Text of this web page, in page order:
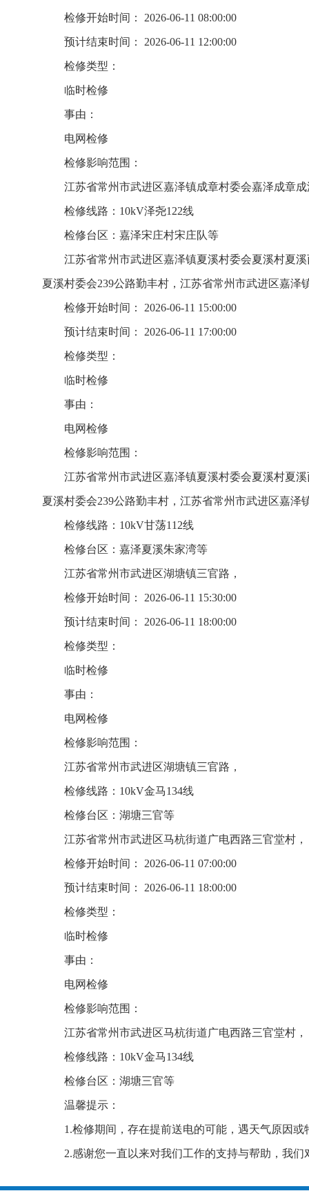
检修开始时间： 2026-06-11 08:00:00
预计结束时间： 2026-06-11 12:00:00
检修类型：
临时检修
事由：
电网检修
检修影响范围：
江苏省常州市武进区嘉泽镇成章村委会嘉泽成章
检修线路：10kV泽尧122线
检修台区：嘉泽宋庄村宋庄队等
江苏省常州市武进区嘉泽镇夏溪村委会夏溪村夏
夏溪村委会239公路勤丰村，江苏省常州市武进区嘉泽
检修开始时间： 2026-06-11 15:00:00
预计结束时间： 2026-06-11 17:00:00
检修类型：
临时检修
事由：
电网检修
检修影响范围：
江苏省常州市武进区嘉泽镇夏溪村委会夏溪村夏
夏溪村委会239公路勤丰村，江苏省常州市武进区嘉泽
检修线路：10kV甘荡112线
检修台区：嘉泽夏溪朱家湾等
江苏省常州市武进区湖塘镇三官路，
检修开始时间： 2026-06-11 15:30:00
预计结束时间： 2026-06-11 18:00:00
检修类型：
临时检修
事由：
电网检修
检修影响范围：
江苏省常州市武进区湖塘镇三官路，
检修线路：10kV金马134线
检修台区：湖塘三官等
江苏省常州市武进区马杭街道广电西路三官堂村，
检修开始时间： 2026-06-11 07:00:00
预计结束时间： 2026-06-11 18:00:00
检修类型：
临时检修
事由：
电网检修
检修影响范围：
江苏省常州市武进区马杭街道广电西路三官堂村，
检修线路：10kV金马134线
检修台区：湖塘三官等
温馨提示：
1.检修期间，存在提前送电的可能，遇天气原因
2.感谢您一直以来对我们工作的支持与帮助，我